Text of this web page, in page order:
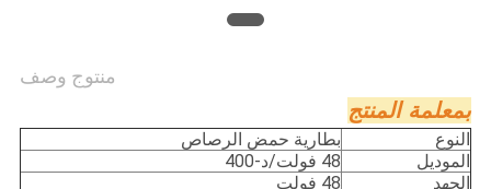
منتوج وصف
بمعلمة المنتج
النوع
بطارية حمض الرصاص
الموديل
48 فولت/د-400
الجهد
48 فولت